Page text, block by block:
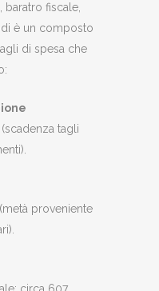
baratro fiscale,
è un composto
di spesa che
tagli
proveniente